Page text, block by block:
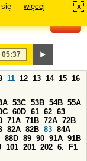
więcej x
11 12 13 14 15 16
53C 53B 54B 55A
60D 61 62 63
71A 71B 72A 72B
82A 82B 83 84A
88D 89 90 91A 91B
101 201 202 6.
F1